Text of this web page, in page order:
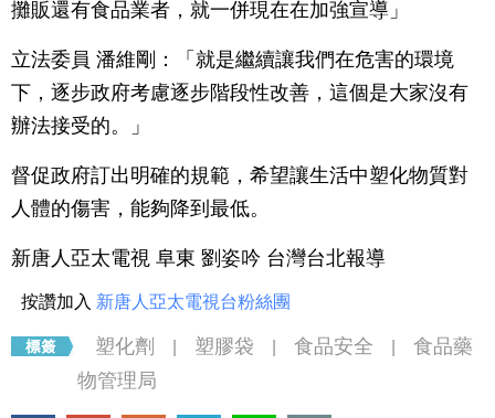
攤販還有食品業者，就一併現在在加強宣導」
立法委員 潘維剛：「就是繼續讓我們在危害的環境
下，逐步政府考慮逐步階段性改善，這個是大家沒有
辦法接受的。」
督促政府訂出明確的規範，希望讓生活中塑化物質對
人體的傷害，能夠降到最低。
新唐人亞太電視 阜東 劉姿吟 台灣台北報導
按讚加入 新唐人亞太電視台粉絲團
塑化劑 塑膠袋 食品安全
食品藥
物管理局